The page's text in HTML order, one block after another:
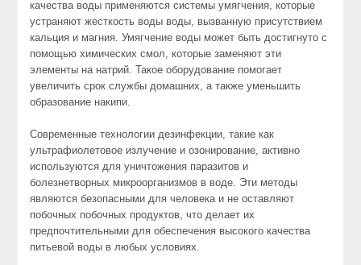
качества воды применяются системы умягчения, которые
устраняют жесткость воды воды, вызванную присутствием
кальция и магния. Умягчение воды может быть достигнуто с
помощью химических смол, которые заменяют эти
элементы на натрий. Такое оборудование помогает
увеличить срок службы домашних, а также уменьшить
образование накипи.
Современные технологии дезинфекции, такие как
ультрафиолетовое излучение и озонирование, активно
используются для уничтожения паразитов и
болезнетворных микроорганизмов в воде. Эти методы
являются безопасными для человека и не оставляют
побочных побочных продуктов, что делает их
предпочтительными для обеспечения высокого качества
питьевой воды в любых условиях.